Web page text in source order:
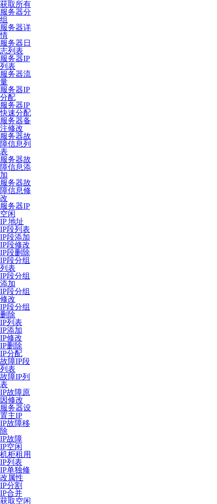
获取所有
服务器分
组
服务器详
情
服务器日
志列表
服务器IP
列表
服务器流
量
服务器IP
分配
服务器IP
快速分配
服务器备
注修改
服务器故
障信息列
表
服务器故
障信息添
加
服务器故
障信息修
改
服务器IP
空闲
IP 地址
IP段列表
IP段添加
IP段修改
IP段删除
IP段分组
列表
IP段分组
添加
IP段分组
修改
IP段分组
删除
IP列表
IP添加
IP修改
IP删除
IP分配
故障IP段
列表
故障IP列
表
IP故障原
因修改
服务器设
置主IP
IP故障移
除
IP故障
IP空闲
机柜租用
IP列表
IP单独修
改属性
IP分割
IP合并
获取空闲